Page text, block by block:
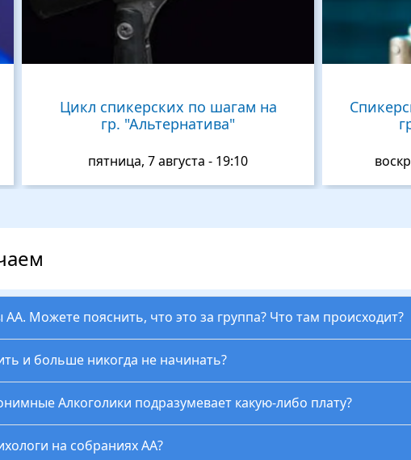
Цикл спикерских по шагам на
гр. "Альтернатива"
пятница, 7 августа - 19:10
Можете пояснить, что это за группа? Что там происходит?
и больше никогда не начинать?
Алкоголики подразумевает какую-либо плату?
на собраниях АА?